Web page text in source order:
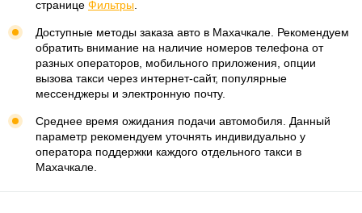
странице Фильтры
Доступные методы заказа авто в Махачкале. Рекомендуем
обратить внимание на наличие номеров телефона от
разных операторов, мобильного приложения, опции
вызова такси через интернет-сайт, популярные
мессенджеры и электронную почту.
Среднее время ожидания подачи автомобиля. Данный
параметр рекомендуем уточнять индивидуально у
оператора поддержки каждого отдельного такси в
Махачкале.